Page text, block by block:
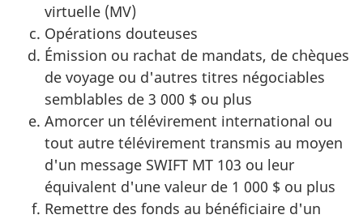
virtuelle (MV)
Opérations douteuses
Émission ou rachat de mandats, de chèques
de voyage ou d'autres titres négociables
semblables de 3 000 $ ou plus
Amorcer un télévirement international ou
tout autre télévirement transmis au moyen
d'un message SWIFT MT 103 ou leur
équivalent d'une valeur de 1 000 $ ou plus
Remettre des fonds au bénéficiaire d'un